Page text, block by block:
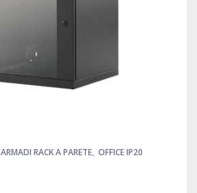
ARMADI RACK A PARETE, OFFICE IP20